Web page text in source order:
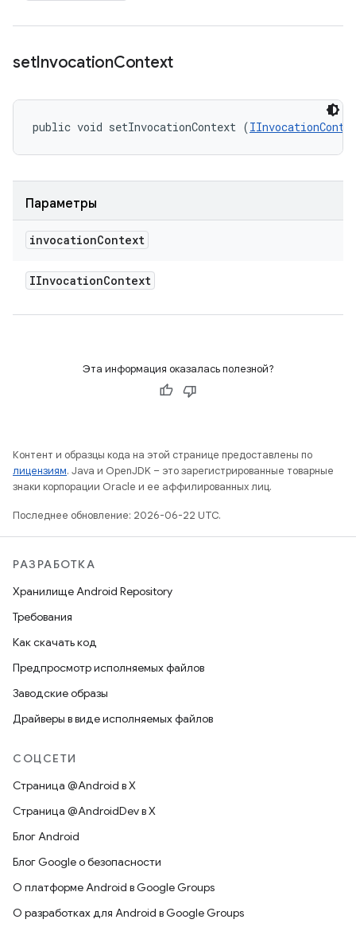
setInvocationContext
public void setInvocationContext (
Параметры
invocationContext
IInvocationContext
Эта информация оказалась полезной?
Контент и образцы кода на этой странице предоставлены по
лицензиям. Java и OpenJDK – это зарегистрированные товарные
знаки корпорации Oracle и ее аффилированных лиц.
Последнее обновление: 2026-06-22 UTC.
РАЗРАБОТКА
Хранилище Android Repository
Требования
Как скачать код
Предпросмотр исполняемых файлов
Заводские образы
Драйверы в виде исполняемых файлов
СОЦСЕТИ
Страница @Android в X
Страница @AndroidDev в X
Блог Android
Блог Google о безопасности
О платформе Android в Google Groups
О разработках для Android в Google Groups